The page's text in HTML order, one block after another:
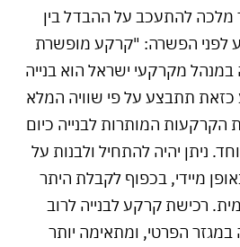
להתעכב על ההבדל בין
לפני הפשרה: "קרקע מופשרת
מקרקעי ישראל הוא בנייה
כזאת תתבצע על פי שוויה המלא
הקרקעות המותרות לבנייה כיום
ניתן יהיה להתחיל ולבנות על
מיידי, בכפוף לקבלת היתר
רכישת קרקע לבנייה לרוב
הפרטי, ומתאימה יותר